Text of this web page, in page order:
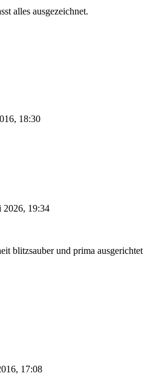
alles ausgezeichnet.
18:30
2026, 19:34
blitzsauber und prima ausgerichtet
17:08